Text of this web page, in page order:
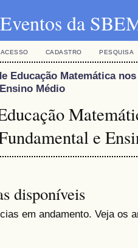
da
ACESSO CADASTRO PESQUISA
Educação Matemática
Médio
e
disponíveis
em andamento. Veja os